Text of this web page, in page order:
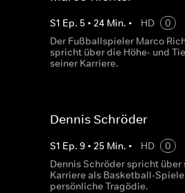
S1 Ep. 5 • 24 Min. • HD
0
Der Fußballspieler Marco
spricht über die Höhe- und
seiner Karriere.
Dennis Schröder
S1 Ep. 9 • 25 Min. • HD
0
Dennis Schröder spricht über
Karriere als Basketball-
persönliche Tragödie.